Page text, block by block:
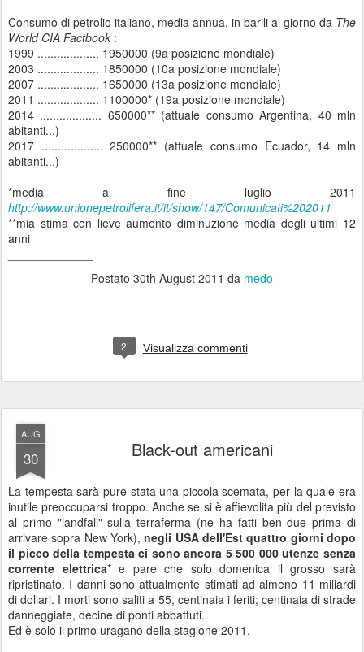
Consumo di petrolio italiano, media annua, in barili al giorno da The
World CIA Factbook :
1999 ................... 1950000 (9a posizione mondiale)
2003 ................... 1850000 (10a posizione mondiale)
2007 ................... 1650000 (13a posizione mondiale)
2011 ................... 1100000* (19a posizione mondiale)
2014 ................... 650000** (attuale consumo Argentina, 40 mln
abitanti...)
2017 ................... 250000** (attuale consumo Ecuador, 14 mln
abitanti...)
*media a fine luglio 2011
http://www.unionepetrolifera.it/it/show/147/Comunicati%202011
**mia stima con lieve aumento diminuzione media degli ultimi 12
anni
Postato 30th August 2011 da medo
2 Visualizza commenti
AUG
30 Black-out americani
La tempesta sarà pure stata una piccola scemata, per la quale era
inutile preoccuparsi troppo. Anche se si è affievolita più del previsto
al primo "landfall" sulla terraferma (ne ha fatti ben due prima di
arrivare sopra New York),negli USA dell'Est quattro giorni dopo
il picco della tempesta ci sono ancora 5 500 000 utenze senza
corrente elettrica* e pare che solo domenica il grosso sarà
ripristinato. I danni sono attualmente stimati ad almeno 11 miliardi
di dollari. I morti sono saliti a 55, centinaia i feriti; centinaia di strade
danneggiate, decine di ponti abbattuti.
Ed è solo il primo uragano della stagione 2011.